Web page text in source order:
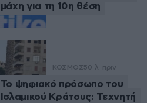
μάχη για τη 10η θέση
ΚΟΣΜΟΣ50 λ. πριν
Το ψηφιακό πρόσωπο του
Ισλαμικού Κράτους: Τεχνητή